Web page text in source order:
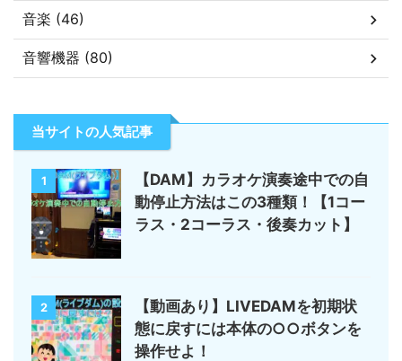
音楽 (46)
音響機器 (80)
当サイトの人気記事
1
【DAM】カラオケ演奏途中での自
動停止方法はこの3種類！【1コー
ラス・2コーラス・後奏カット】
2
【動画あり】LIVEDAMを初期状
態に戻すには本体の○○ボタンを
操作せよ！